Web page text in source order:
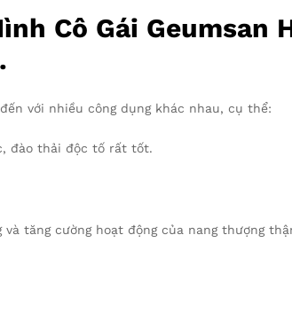
Cô Gái Geumsan
với nhiều công dụng khác nhau, cụ thể:
đào thải độc tố rất tốt.
tăng cường hoạt động của nang thượng